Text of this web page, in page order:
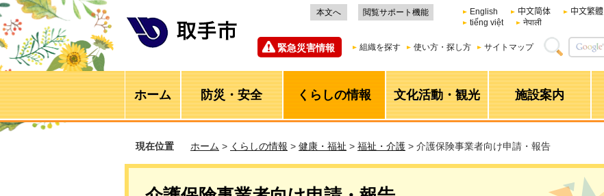
本文へ 閲覧サポート機能 English 中文简体 中文繁體
tiếng việt
नेपाली
緊急災害情報 組織を探す 使い方・探し方 サイトマップ
ホーム 防災・安全 くらしの情報 文化活動・観光 施設案内
現在位置 ホーム > くらしの情報 > 健康・福祉 > 福祉・介護 > 介護保険事業者向け申請・報告